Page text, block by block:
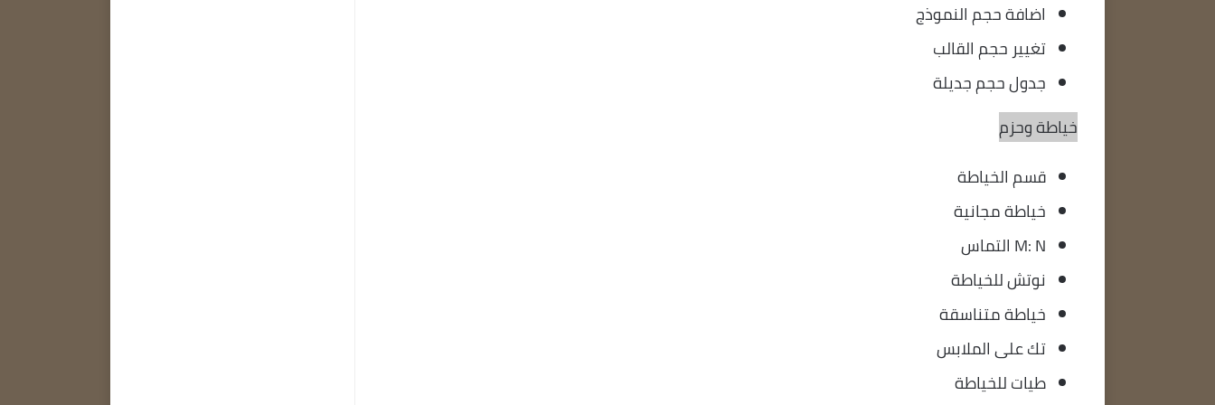
اضافة حجم النموذج
تغيير حجم القالب
جدول حجم جديلة
خياطة وحزم
قسم الخياطة
خياطة مجانية
M: N التماس
نوتش للخياطة
خياطة متناسقة
تك على الملابس
طيات للخياطة